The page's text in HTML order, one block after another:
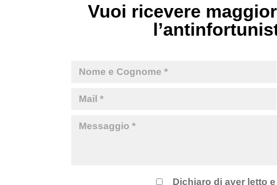
Vuoi ricevere
Dichiaro di aver letto